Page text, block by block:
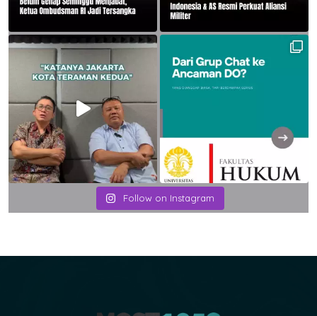
Follow on Instagram